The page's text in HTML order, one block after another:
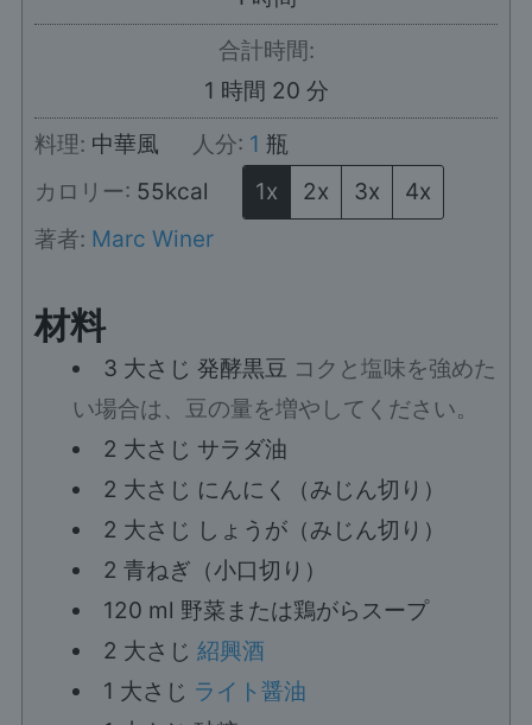
間
合計時間:
1 時
間
時間 20分
分
料理: 中華風 人分: 1 瓶
カロリー: 55kcal 1x 2x 3x
4x
著者: Marc Winer
材料
3 大さじ 発酵黒豆 コクと塩味を強めた
い場合は、豆の量を増やしてください。
2 大さじ サラダ油
2 大さじ にんにく（みじん切り）
2 大さじ しょうが（みじん切り）
2 青ねぎ（小口切り）
120 ml 野菜または鶏がらスープ
2 大さじ 紹興酒
1 大さじ ライト醤油